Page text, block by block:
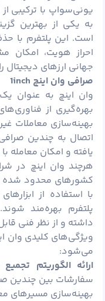
یونی‌سواپ با ترکیبی
به یکی از بهترین
است. این پلتفرم با
احراز هویت، امکان
جهانی ارزهای
صرافی وان اینچ 1inch
وان اینچ به عنوان
بهره‌گیری از
بهینه‌سازی معاملات
اتصال به چندین صرافی
یافته و امکان معامله
هرچند وان اینچ در
کشورهای محدود شده
پلتفرم بهره‌مند
داشته و از نظر فنی
ویژگی‌های کلیدی وان
می‌شود:
ارائه الگوریتم
سفارشات بین چندین
بهینه‌سازی مسیرهای